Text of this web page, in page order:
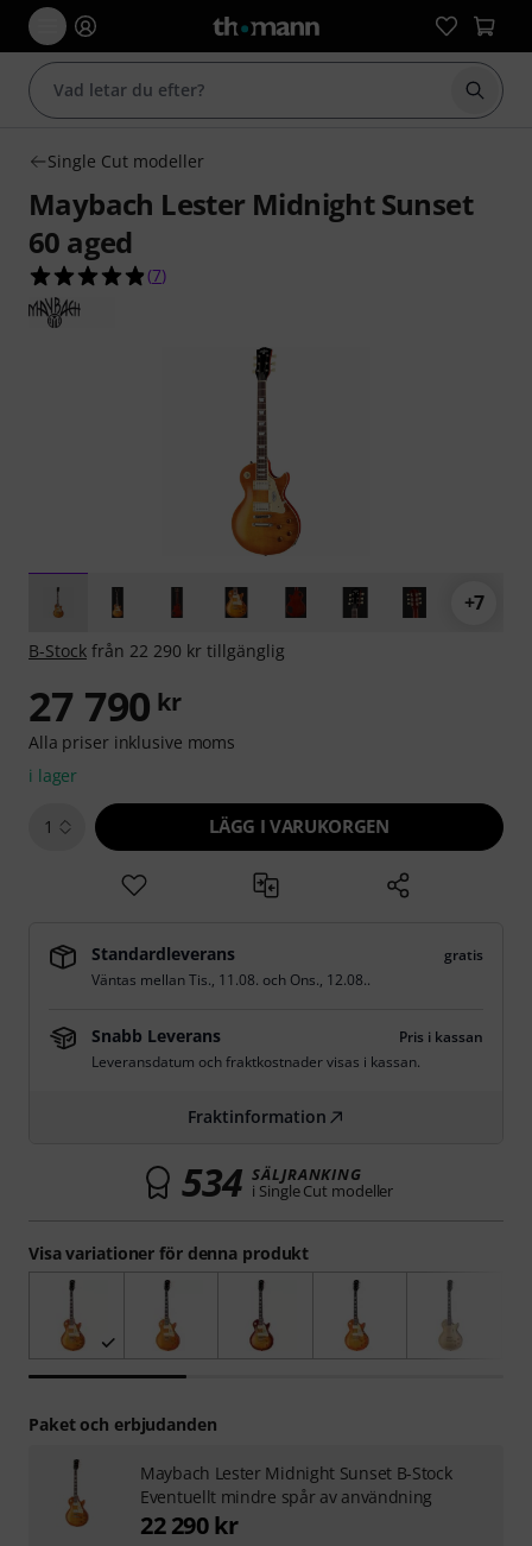
Börja
Single Cut modeller
Maybach Lester Midnight Sunset
60 aged
4.9 av 5 stjärnor från 7 kundbetyg
(7)
+7
Visa variationer för denna produkt
B-Stock från 22 290 kr tillgänglig
27 790 kr
Alla priser inklusive moms
i lager
1 LÄGG I VARUKORGEN
Standardleverans
gratis
Väntas mellanTis., 11.08. och Ons., 12.08..
Snabb Leverans
Pris i kassan
Leveransdatum och fraktkostnader visas i kassan.
Fraktinformation
534 SÄLJRANKING
i Single Cut modeller
Paket och erbjudanden
Maybach Lester Midnight Sunset B-Stock
Eventuellt mindre spår av användning
22 290 kr